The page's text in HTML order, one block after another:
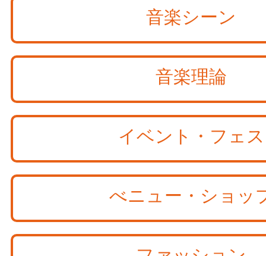
音楽シーン
音楽理論
イベント・フェス
べニュー・ショッ